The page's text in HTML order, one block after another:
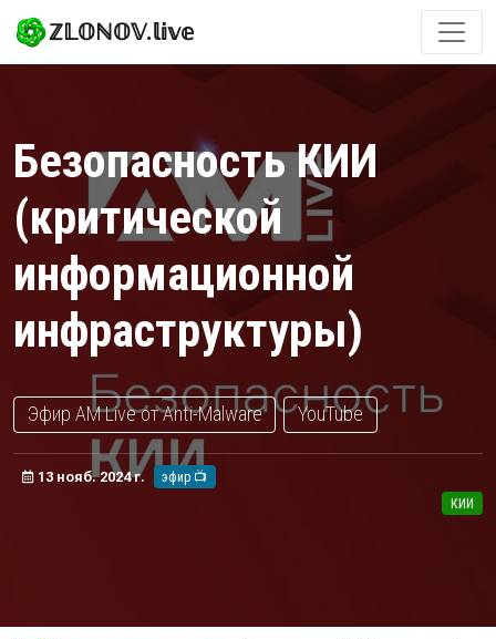
ℤ𝕃𝕆ℕ𝕆𝕍.𝕝𝕚𝕧𝕖
Безопасность КИИ
(критической
информационной
инфраструктуры)
Эфир AM Live от Anti-Malware YouTube
13 нояб. 2024 г.
эфир 📺
КИИ